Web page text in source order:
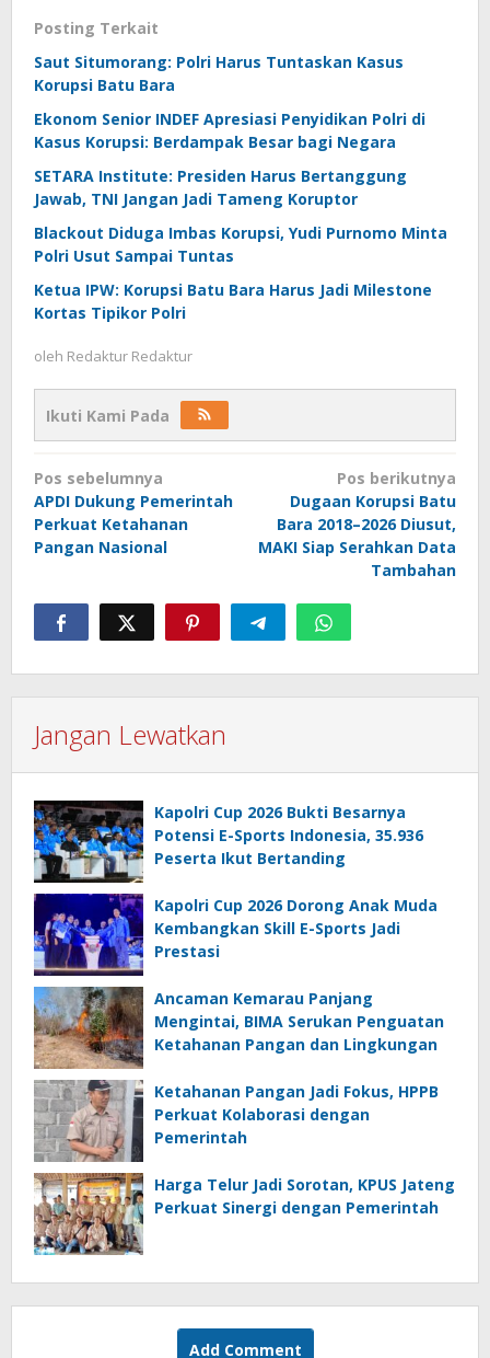
Posting Terkait
Saut Situmorang: Polri Harus Tuntaskan Kasus
Korupsi Batu Bara
Ekonom Senior INDEF Apresiasi Penyidikan Polri di
Kasus Korupsi: Berdampak Besar bagi Negara
SETARA Institute: Presiden Harus Bertanggung
Jawab, TNI Jangan Jadi Tameng Koruptor
Blackout Diduga Imbas Korupsi, Yudi Purnomo Minta
Polri Usut Sampai Tuntas
Ketua IPW: Korupsi Batu Bara Harus Jadi Milestone
Kortas Tipikor Polri
oleh Redaktur Redaktur
Ikuti Kami Pada
Navigasi
pos
Pos sebelumnya
APDI Dukung Pemerintah
Perkuat Ketahanan
Pangan Nasional
Pos berikutnya
Dugaan Korupsi Batu
Bara 2018–2026 Diusut,
MAKI Siap Serahkan Data
Tambahan
Jangan Lewatkan
Kapolri Cup 2026 Bukti Besarnya
Potensi E-Sports Indonesia, 35.936
Peserta Ikut Bertanding
Kapolri Cup 2026 Dorong Anak Muda
Kembangkan Skill E-Sports Jadi
Prestasi
Ancaman Kemarau Panjang
Mengintai, BIMA Serukan Penguatan
Ketahanan Pangan dan Lingkungan
Ketahanan Pangan Jadi Fokus, HPPB
Perkuat Kolaborasi dengan
Pemerintah
Harga Telur Jadi Sorotan, KPUS Jateng
Perkuat Sinergi dengan Pemerintah
Add Comment